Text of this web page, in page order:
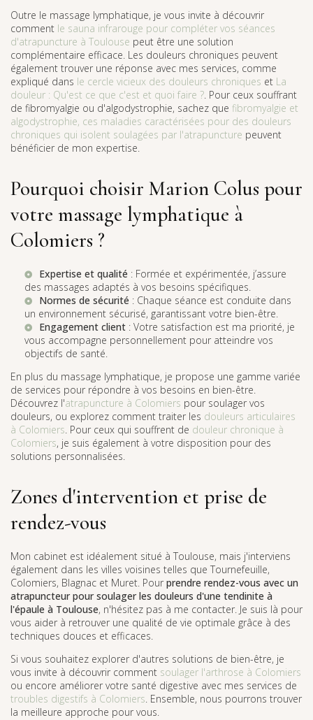
Outre le massage lymphatique, je vous invite à découvrir
comment le sauna infrarouge pour compléter vos séances
d'atrapuncture à Toulouse peut être une solution
complémentaire efficace. Les douleurs chroniques peuvent
également trouver une réponse avec mes services, comme
expliqué dans le cercle vicieux des douleurs chroniques et La
douleur : Qu'est ce que c'est et quoi faire ?. Pour ceux souffrant
de fibromyalgie ou d'algodystrophie, sachez que fibromyalgie et
algodystrophie, ces maladies caractérisées pour des douleurs
chroniques qui isolent soulagées par l'atrapuncture peuvent
bénéficier de mon expertise.
Pourquoi choisir Marion Colus pour
votre massage lymphatique à
Colomiers ?
Expertise et qualité : Formée et expérimentée, j’assure
des massages adaptés à vos besoins spécifiques.
Normes de sécurité : Chaque séance est conduite dans
un environnement sécurisé, garantissant votre bien-être.
Engagement client : Votre satisfaction est ma priorité, je
vous accompagne personnellement pour atteindre vos
objectifs de santé.
En plus du massage lymphatique, je propose une gamme variée
de services pour répondre à vos besoins en bien-être.
Découvrez l'atrapuncture à Colomiers pour soulager vos
douleurs, ou explorez comment traiter les douleurs articulaires
à Colomiers. Pour ceux qui souffrent de douleur chronique à
Colomiers, je suis également à votre disposition pour des
solutions personnalisées.
Zones d'intervention et prise de
rendez-vous
Mon cabinet est idéalement situé à Toulouse, mais j'interviens
également dans les villes voisines telles que Tournefeuille,
Colomiers, Blagnac et Muret. Pour prendre rendez-vous avec un
atrapuncteur pour soulager les douleurs d'une tendinite à
l'épaule à Toulouse, n'hésitez pas à me contacter. Je suis là pour
vous aider à retrouver une qualité de vie optimale grâce à des
techniques douces et efficaces.
Si vous souhaitez explorer d'autres solutions de bien-être, je
vous invite à découvrir comment soulager l'arthrose à Colomiers
ou encore améliorer votre santé digestive avec mes services de
troubles digestifs à Colomiers. Ensemble, nous pourrons trouver
la meilleure approche pour vous.